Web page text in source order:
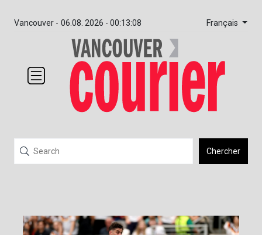
Vancouver - 06.08. 2026 - 00:13:08 Français
Chercher